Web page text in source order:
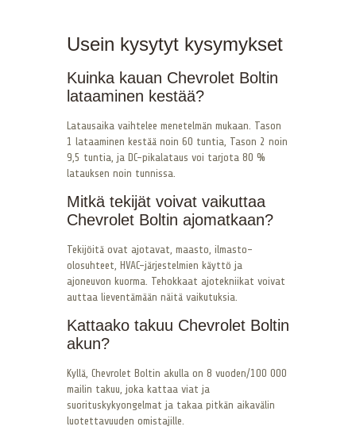
Usein kysytyt kysymykset
Kuinka kauan Chevrolet Boltin
lataaminen kestää?
Latausaika vaihtelee menetelmän mukaan. Tason
1 lataaminen kestää noin 60 tuntia, Tason 2 noin
9,5 tuntia, ja DC-pikalataus voi tarjota 80 %
latauksen noin tunnissa.
Mitkä tekijät voivat vaikuttaa
Chevrolet Boltin ajomatkaan?
Tekijöitä ovat ajotavat, maasto, ilmasto-
olosuhteet, HVAC-järjestelmien käyttö ja
ajoneuvon kuorma. Tehokkaat ajotekniikat voivat
auttaa lieventämään näitä vaikutuksia.
Kattaako takuu Chevrolet Boltin
akun?
Kyllä, Chevrolet Boltin akulla on 8 vuoden/100 000
mailin takuu, joka kattaa viat ja
suorituskykyongelmat ja takaa pitkän aikavälin
luotettavuuden omistajille.